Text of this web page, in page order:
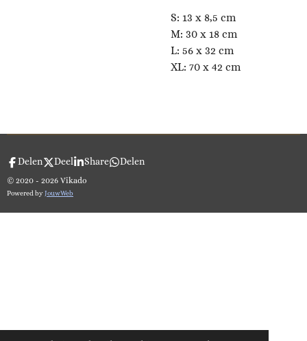
S: 13 x 8,5 cm
M: 30 x 18 cm
L: 56 x 32 cm
XL: 70 x 42 cm
Delen Deel Share Delen
© 2020 - 2026 Vikado
Powered byJouwWeb